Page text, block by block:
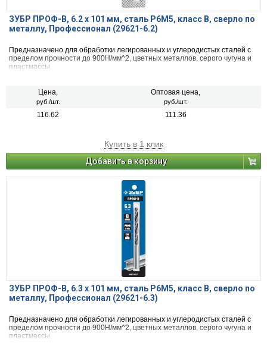
ЗУБР ПРОФ-В, 6.2 х 101 мм, сталь Р6М5, класс В, сверло по
металлу, Профессионал (29621-6.2)
Предназначено для обработки легированных и углеродистых сталей с
пределом прочности до 900Н/мм^2, цветных металлов, серого чугуна и
пластмассы.
Цена,
руб./шт.
Оптовая цена,
руб./шт.
116.62 111.36
Купить в 1 клик
Добавить в корзину
ЗУБР ПРОФ-В, 6.3 х 101 мм, сталь Р6М5, класс В, сверло по
металлу, Профессионал (29621-6.3)
Предназначено для обработки легированных и углеродистых сталей с
пределом прочности до 900Н/мм^2, цветных металлов, серого чугуна и
пластмассы.